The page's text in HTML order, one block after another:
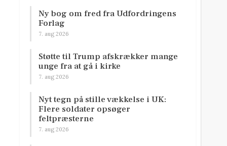
Ny bog om fred fra Udfordringens
Forlag
7. aug 2026
Støtte til Trump afskrækker mange
unge fra at gå i kirke
7. aug 2026
Nyt tegn på stille vækkelse i UK:
Flere soldater opsøger
feltpræsterne
7. aug 2026